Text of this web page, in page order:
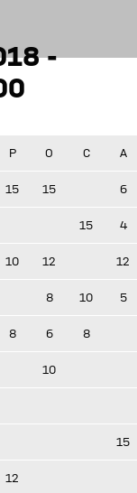
-
P O C A
15 15 6
15 4
10 12 12
8 10 5
8 6 8
10
15
12